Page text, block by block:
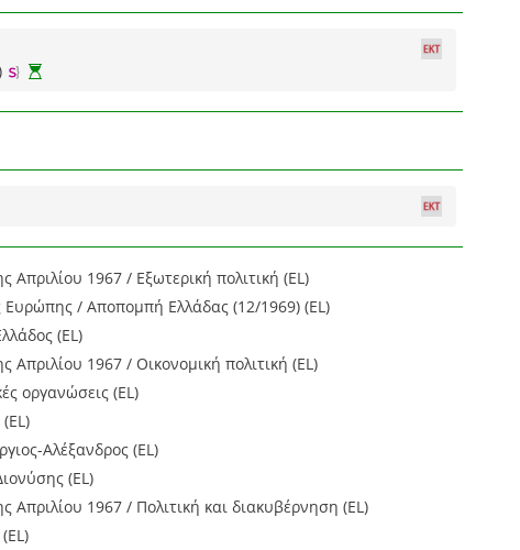
Απριλίου 1967 / Εξωτερική πολιτική (EL)
Ευρώπης / Αποπομπή Ελλάδας (12/1969) (EL)
(EL)
Απριλίου 1967 / Οικονομική πολιτική (EL)
οργανώσεις (EL)
Αλέξανδρος (EL)
(EL)
Απριλίου 1967 / Πολιτική και διακυβέρνηση (EL)